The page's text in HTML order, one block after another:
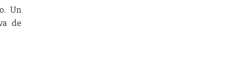
Un
de